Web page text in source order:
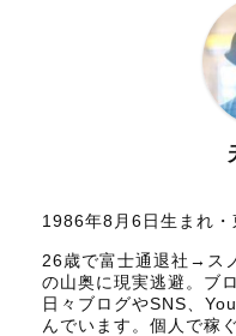
1986年8月6日生まれ・
26歳で富士通退社→ス
の山奥に現実逃避。ブ
日々ブログやSNS、
んでいます。個人で稼